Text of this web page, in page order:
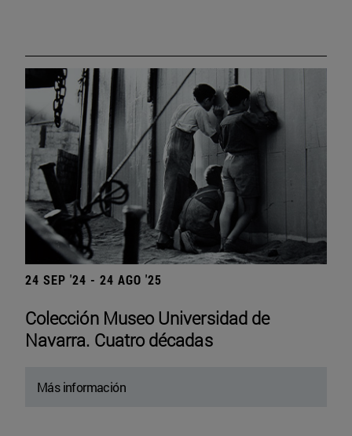
24 SEP '24 - 24 AGO '25
Colección Museo Universidad de
Navarra. Cuatro décadas
Más información